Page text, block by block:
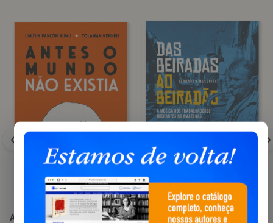
Antes o mundo não existia
Das beiradas ao beiradão: a